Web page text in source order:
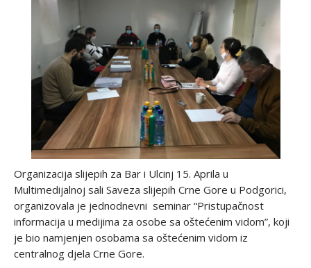
Organizacija slijepih za Bar i Ulcinj 15. Aprila u
Multimedijalnoj sali Saveza slijepih Crne Gore u Podgorici,
organizovala je jednodnevni seminar “Pristupačnost
informacija u medijima za osobe sa oštećenim vidom”, koji
je bio namjenjen osobama sa oštećenim vidom iz
centralnog djela Crne Gore.